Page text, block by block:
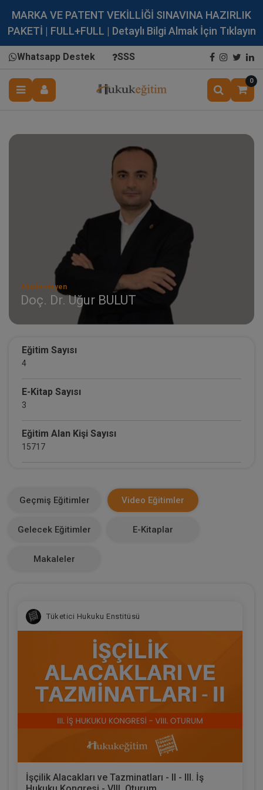
MARKA VE PATENT VEKİLLİĞİ SINAVINA HAZIRLIK
PAKETİ | FULL+FULL | Detaylı Bilgi Almak İçin Tıklayın
Whatsapp Destek SSS
0
Akademisyen
Doç. Dr. Uğur BULUT
Eğitim Sayısı
4
E-Kitap Sayısı
3
Eğitim Alan Kişi Sayısı
15717
0
Geçmiş Eğitimler Video Eğitimler
Gelecek Eğitimler E-Kitaplar
Makaleler
Tüketici Hukuku Enstitüsü
İşçilik Alacakları ve Tazminatları - II - III. İş